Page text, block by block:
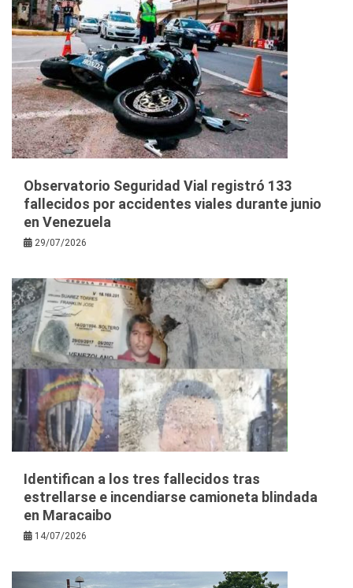
Observatorio Seguridad Vial registró 133
fallecidos por accidentes viales durante junio
en Venezuela
29/07/2026
Identifican a los tres fallecidos tras
estrellarse e incendiarse camioneta blindada
en Maracaibo
14/07/2026